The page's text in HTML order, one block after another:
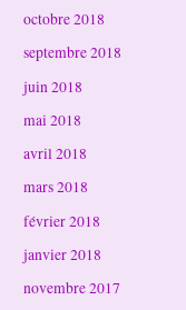
octobre 2018
septembre 2018
juin 2018
mai 2018
avril 2018
mars 2018
février 2018
janvier 2018
novembre 2017